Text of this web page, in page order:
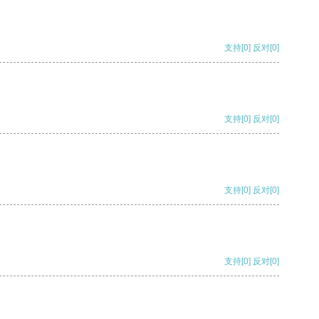
支持[0] 反对[0]
支持[0] 反对[0]
支持[0] 反对[0]
支持[0] 反对[0]